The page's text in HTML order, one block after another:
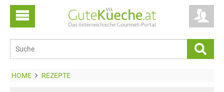
HOME REZEPTE